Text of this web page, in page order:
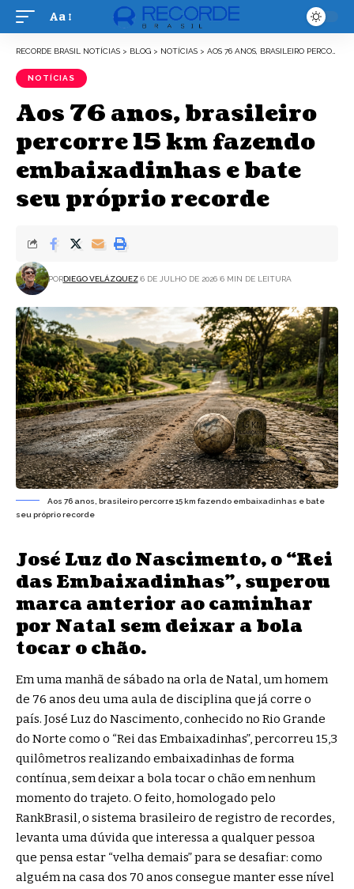
Font
Aa
RECORDE BRASIL NOTÍCIAS > BLOG > NOTÍCIAS > AOS 76 ANOS, BRASILEIRO PERCORRE 15 KM FAZENDO EMBAIXADINHAS E BATE SEU PRÓPRIO RECORDE
NOTÍCIAS
Aos 76 anos, brasileiro
percorre 15 km fazendo
embaixadinhas e bate
seu próprio recorde
PORDIEGO VELÁZQUEZ 6 DE JULHO DE 2026 6 MIN DE LEITURA
Aos 76 anos, brasileiro percorre 15 km fazendo embaixadinhas e bate
seu próprio recorde
José Luz do Nascimento, o “Rei
das Embaixadinhas”, superou
marca anterior ao caminhar
por Natal sem deixar a bola
tocar o chão.
Em uma manhã de sábado na orla de Natal, um homem
de 76 anos deu uma aula de disciplina que já corre o
país. José Luz do Nascimento, conhecido no Rio Grande
do Norte como o “Rei das Embaixadinhas”, percorreu 15,3
quilômetros realizando embaixadinhas de forma
contínua, sem deixar a bola tocar o chão em nenhum
momento do trajeto. O feito, homologado pelo
RankBrasil, o sistema brasileiro de registro de recordes,
levanta uma dúvida que interessa a qualquer pessoa
que pensa estar “velha demais” para se desafiar: como
alguém na casa dos 70 anos consegue manter esse nível